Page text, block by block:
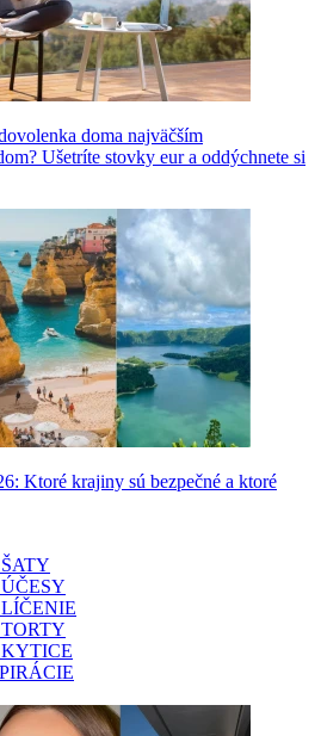
doma najväčším
Ušetríte stovky eur a oddýchnete si
Ktoré krajiny sú bezpečné a ktoré